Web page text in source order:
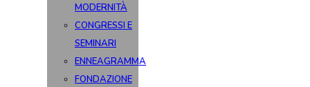
MODERNITÀ
CONGRESSI E
SEMINARI
ENNEAGRAMMA
FONDAZIONE